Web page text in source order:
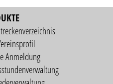
Anmeldung